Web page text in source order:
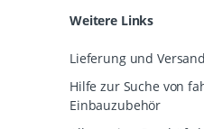
Weitere Links
Lieferung und
Hilfe zur Suche von
Einbauzubehör